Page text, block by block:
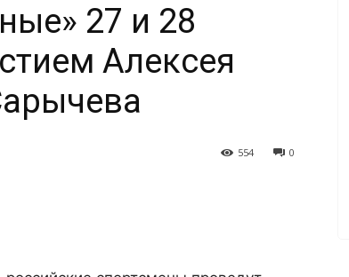
27 и 28
Алексея
0
554